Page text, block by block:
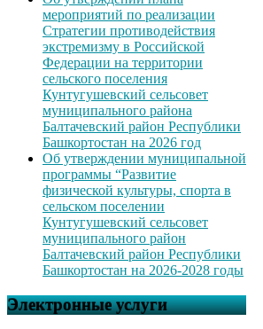
мероприятий по реализации
Стратегии противодействия
экстремизму в Российской
Федерации на территории
сельского поселения
Кунтугушевский сельсовет
муниципального района
Балтачевский район Республики
Башкортостан на 2026 год
Об утверждении муниципальной
программы “Развитие
физической культуры, спорта в
сельском поселении
Кунтугушевский сельсовет
муниципального район
Балтачевский район Республики
Башкортостан на 2026-2028 годы
Электронные услуги